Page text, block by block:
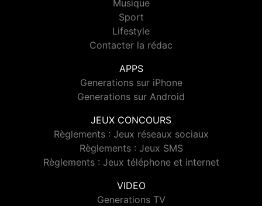
Musique
Sport
Lifestyle
Contacter la rédac
APPS
Generations sur iPhone
Generations sur Android
JEUX CONCOURS
Règlements : Jeux réseaux sociaux
Règlements : Jeux SMS
Règlements : Jeux téléphone et internet
VIDEO
Generations TV